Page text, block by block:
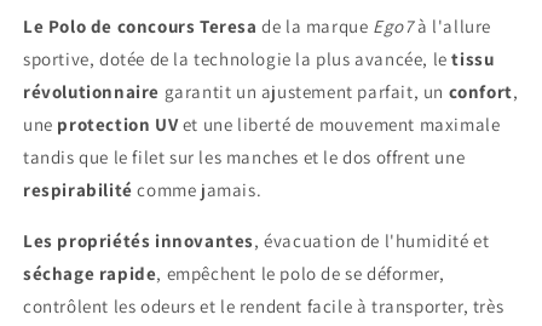
Courtes
|
Ego
Courtes
|
Ego
Le Polo de concours Teresa de la marque Ego7à l'allure
sportive, dotée de la technologie la plus avancée, le tissu
révolutionnaire garantit un ajustement parfait, un confort,
une protection UVet une liberté de mouvement maximale
tandis que le filet sur les manches et le dos offrent une
respirabilité comme jamais.
Les propriétés innovantes, évacuation de l'humidité et
séchage rapide, empêchent le polo de se déformer,
contrôlent les odeurs et le rendent facile à transporter, très